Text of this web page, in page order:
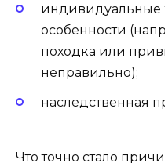
индивидуальные
особенности
походка или
неправильно);
наследственная
Что точно стало